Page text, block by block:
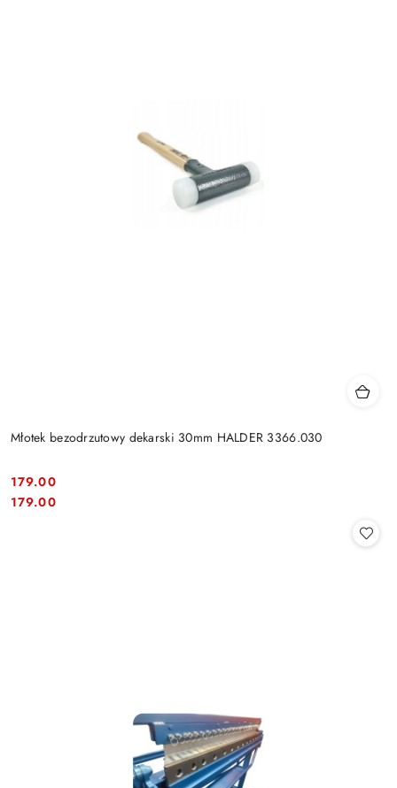
Młotek bezodrzutowy dekarski 30mm HALDER 3366.030
Cena:
179.00
Cena:
179.00